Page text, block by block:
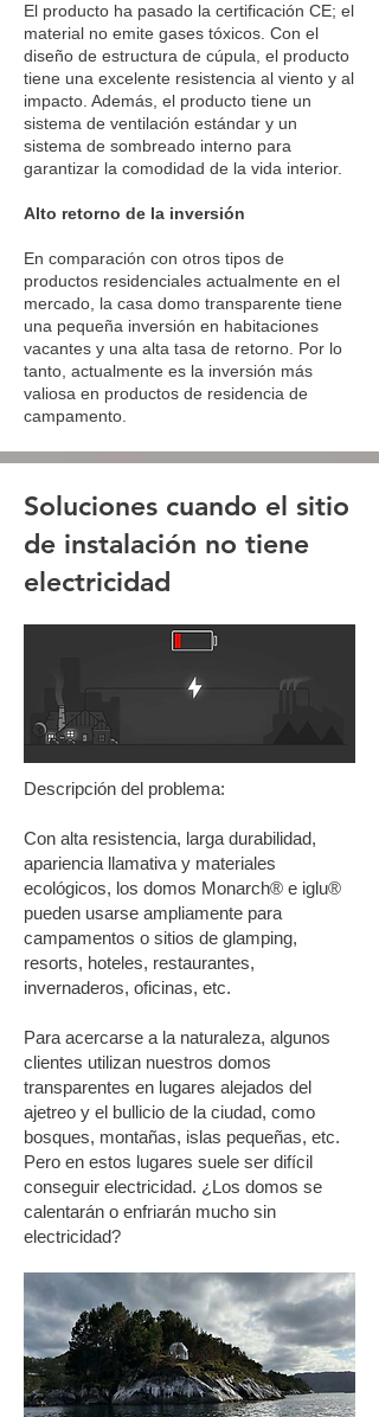
El producto ha pasado la certificación CE; el
material no emite gases tóxicos. Con el
diseño de estructura de cúpula, el producto
tiene una excelente resistencia al viento y al
impacto. Además, el producto tiene un
sistema de ventilación estándar y un
sistema de sombreado interno para
garantizar la comodidad de la vida interior.
Alto retorno de la inversión
En comparación con otros tipos de
productos residenciales actualmente en el
mercado, la casa domo transparente tiene
una pequeña inversión en habitaciones
vacantes y una alta tasa de retorno. Por lo
tanto, actualmente es la inversión más
valiosa en productos de residencia de
campamento.
Soluciones cuando el sitio
de instalación no tiene
electricidad
Descripción del problema:
Con alta resistencia, larga durabilidad,
apariencia llamativa y materiales
ecológicos, los domos Monarch® e iglu®
pueden usarse ampliamente para
campamentos o sitios de glamping,
resorts, hoteles, restaurantes,
invernaderos, oficinas, etc.
Para acercarse a la naturaleza, algunos
clientes utilizan nuestros domos
transparentes en lugares alejados del
ajetreo y el bullicio de la ciudad, como
bosques, montañas, islas pequeñas, etc.
Pero en estos lugares suele ser difícil
conseguir electricidad. ¿Los domos se
calentarán o enfriarán mucho sin
electricidad?